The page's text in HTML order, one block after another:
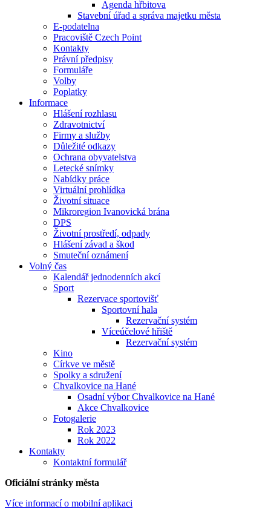
Agenda hřbitova
Stavební úřad a správa majetku města
E-podatelna
Pracoviště Czech Point
Kontakty
Právní předpisy
Formuláře
Volby
Poplatky
Informace
Hlášení rozhlasu
Zdravotnictví
Firmy a služby
Důležité odkazy
Ochrana obyvatelstva
Letecké snímky
Nabídky práce
Virtuální prohlídka
Životní situace
Mikroregion Ivanovická brána
DPS
Životní prostředí, odpady
Hlášení závad a škod
Smuteční oznámení
Volný čas
Kalendář jednodenních akcí
Sport
Rezervace sportovišť
Sportovní hala
Rezervační systém
Víceúčelové hřiště
Rezervační systém
Kino
Církve ve městě
Spolky a sdružení
Chvalkovice na Hané
Osadní výbor Chvalkovice na Hané
Akce Chvalkovice
Fotogalerie
Rok 2023
Rok 2022
Kontakty
Kontaktní formulář
Oficiální stránky města
Více informací o mobilní aplikaci